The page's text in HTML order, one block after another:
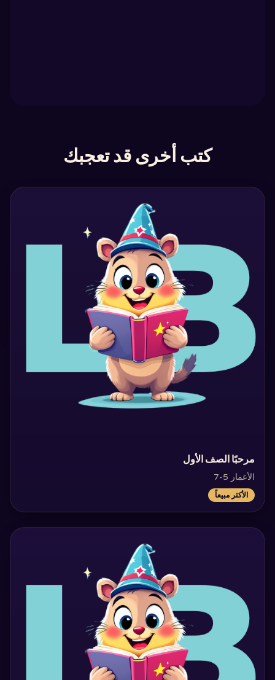
كتب أخرى قد تعجبك
‏مرحبًا الصف الأول‏
الأعمار 5-7
الأكثر مبيعاً